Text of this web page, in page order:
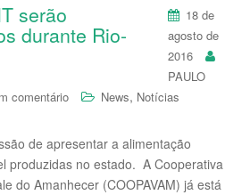
serão
durante Rio-
18 de
agosto de
2016
PAULO
comentário News, Notícias
de apresentar a alimentação
produzidas no estado. A Cooperativa
do Amanhecer (COOPAVAM) já está